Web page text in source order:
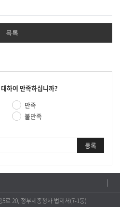
목록
하여 만족하십니까?
만족
불만족
로 20, 정부세종청사 법제처(7-1동)